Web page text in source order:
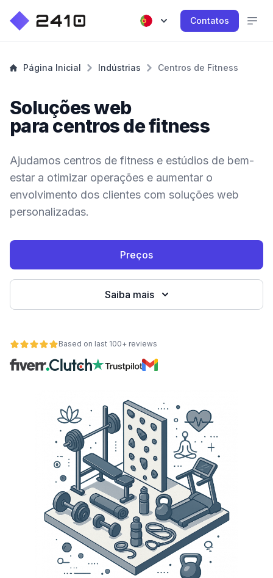
Contatos
Página Inicial Indústrias Centros de Fitness
Soluções web
para centros de fitness
Ajudamos centros de fitness e estúdios de bem-
estar a otimizar operações e aumentar o
envolvimento dos clientes com soluções web
personalizadas.
Preços
Saiba mais
Based on last 100+ reviews